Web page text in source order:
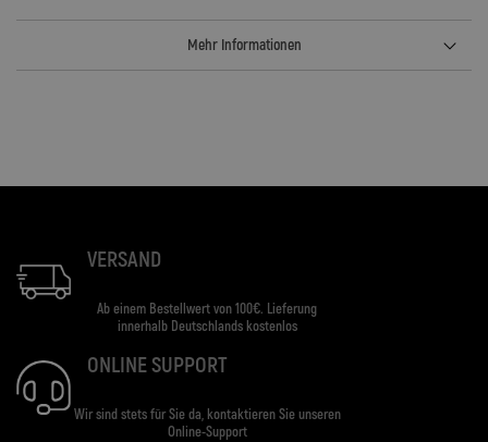
Mehr Informationen
VERSAND
Ab einem Bestellwert von 100€. Lieferung
innerhalb Deutschlands kostenlos
ONLINE SUPPORT
Wir sind stets für Sie da, kontaktieren Sie unseren
Online-Support